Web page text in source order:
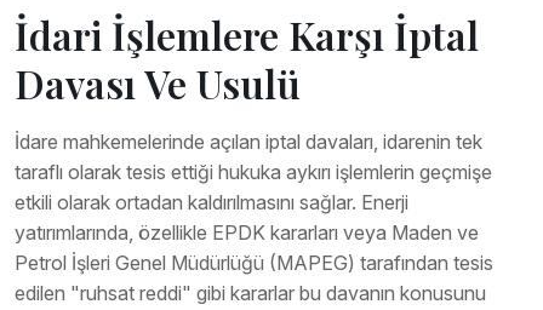
İdari İşlemlere Karşı İptal
Davası Ve Usulü
İdare mahkemelerinde açılan iptal davaları, idarenin tek
taraflı olarak tesis ettiği hukuka aykırı işlemlerin geçmişe
etkili olarak ortadan kaldırılmasını sağlar. Enerji
yatırımlarında, özellikle EPDK kararları veya Maden ve
Petrol İşleri Genel Müdürlüğü (MAPEG) tarafından tesis
edilen "ruhsat reddi" gibi kararlar bu davanın konusunu